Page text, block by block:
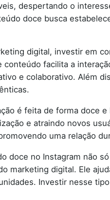
despertando o
doce busca
digital, investir em
conteúdo facilita a
e colaborativo. Além
é feita de forma doce
e atraindo novos
uma relação
doce no Instagram não
marketing digital. Ele
Investir nesse